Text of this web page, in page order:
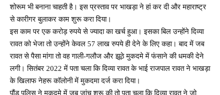
शोरूम भी बनाना चाहती है। इस प्रस्ताव पर भाखड़ा ने हां कर दी और महाराष्ट्र
से कारीगर बुलाकर काम शुरू करा दिया।
इस काम पर एक करोड़ रुपये से ज्यादा का खर्च हुआ। इसका बिल उन्होंने दिव्या
रावत को भेजा तो उन्होंने केवल 57 लाख रुपये ही देने के लिए कहा। बाद में जब
रावत से पैसा मांगा तो वह गाली-गलौज और झूठे मुकदमे में फंसाने की धमकी देने
लगी। सितंबर 2022 में पता चला कि दिव्या रावत के भाई राजपाल रावत ने भाखड़ा
के खिलाफ नेहरू कॉलोनी में मुकदमा दर्ज करा दिया।
पौंड पुलिस ने मुकदमे में जब जांच शुरू की तो पता चला कि दिव्या रावत ने जो